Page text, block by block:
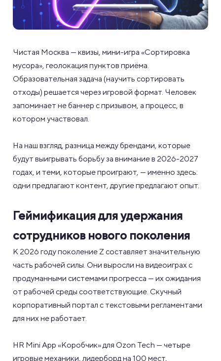
Чистая Москва — квизы, мини-игра «Сортировка
мусора», геолокация пунктов приёма.
Образовательная задача (научить сортировать
отходы) решается через игровой формат. Человек
запоминает не баннер с призывом, а процесс, в
котором участвовал.
На наш взгляд, разница между брендами, которые
будут выигрывать борьбу за внимание в 2026-2027
годах, и теми, которые проиграют, — именно здесь:
одни предлагают контент, другие предлагают опыт.
Геймификация для удержания
сотрудников нового поколения
К 2026 году поколение Z составляет значительную
часть рабочей силы. Они выросли на видеоиграх с
продуманными системами прогресса — их ожидания
от рабочей среды соответствующие. Скучный
корпоративный портал с текстовыми регламентами
для них не работает.
HR Mini App «Коробчик» для Ozon Tech — четыре
игровые механики, лидерборд на 100 мест,